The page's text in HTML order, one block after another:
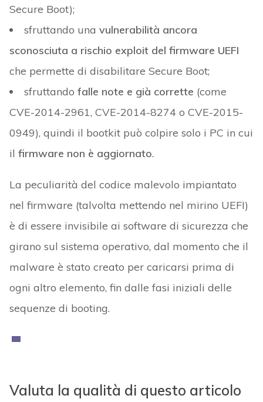
Secure Boot);
sfruttando una vulnerabilità ancora
sconosciuta a rischio exploit del firmware UEFI
che permette di disabilitare Secure Boot;
sfruttando falle note e già corrette (come
CVE-2014-2961, CVE-2014-8274 o CVE-2015-
0949), quindi il bootkit può colpire solo i PC in cui
il firmware non è aggiornato.
La peculiarità del codice malevolo impiantato
nel firmware (talvolta mettendo nel mirino UEFI)
è di essere invisibile ai software di sicurezza che
girano sul sistema operativo, dal momento che il
malware è stato creato per caricarsi prima di
ogni altro elemento, fin dalle fasi iniziali delle
sequenze di booting.
Valuta la qualità di questo articolo